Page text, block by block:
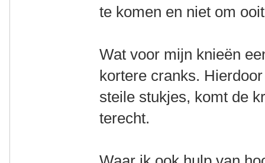
te komen en niet om
Wat voor mijn knieën
kortere cranks.
steile stukjes, komt de
terecht.